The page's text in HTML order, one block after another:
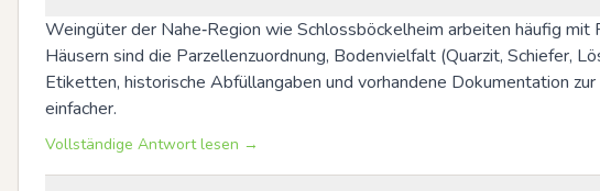
Weingüter der Nahe‑Region wie Schlossböckelheim arbeiten häufig
Häusern sind die Parzellenzuordnung, Bodenvielfalt (Quarzit, Schiefer,
Etiketten, historische Abfüllangaben und vorhandene Dokumentation
einfacher.
Vollständige Antwort lesen →